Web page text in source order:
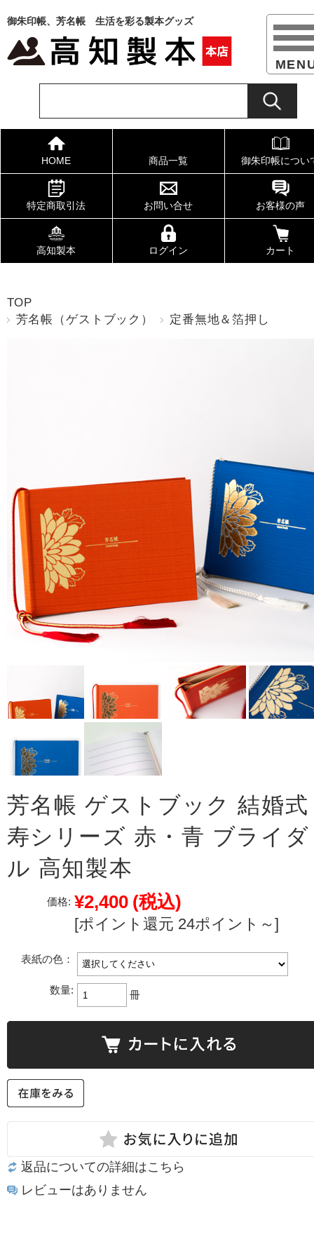
御朱印帳、芳名帳 生活を彩る製本グッズ
HOME 商品一覧 御朱印帳につい
特定商取引法 お問い合せ お客様の声
高知製本 ログイン カート
TOP
芳名帳（ゲストブック）
定番無地＆箔押し
芳名帳 ゲストブック 結婚式
寿シリーズ 赤・青 ブライダ
ル 高知製本
価格: ¥2,400 (税込)
[ポイント還元 24ポイント～]
表紙の色：
数量: 冊
返品についての詳細はこちら
レビューはありません